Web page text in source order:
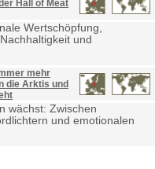
Hall of Meat
Wertschöpfung,
und
mehr
die Arktis und
wächst: Zwischen
und emotionalen